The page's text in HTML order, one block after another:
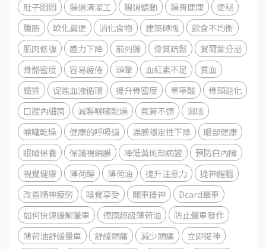
肚子悶悶
腸道清潔工 腸道蠕動 腸胃健康
便秘
腹脹
軟化糞便 消化食物 建築磚塊
飲食不均衡
肌肉修復
體力下降 前列腺 骨質疏鬆
賀爾蒙分泌
骨骼密度
容易疲倦 頭暈 血紅素不足
貧血
鐵質
促進血液循環 提升骨密度 單寧酸
骨頭退化
口腔內細菌
減輕喉嚨乾燥 氣管不適
濕咳
喉嚨乾燥
健康的呼吸道 淚膜穩定性下降
眼部健康
眼睛保養
保護視網膜 降低黃斑部病變
預防白內障
視覺健康
薄荷醇 薄荷油 提升注意力
提神醒腦
改善精神疲勞
嗅覺享受 開車提神
Dcard暈車
如何快速緩解暈車
德國超級薄荷油
防止暈車發作
薄荷油舒緩暈車
舒緩頭痛 減少頭痛
立即提神